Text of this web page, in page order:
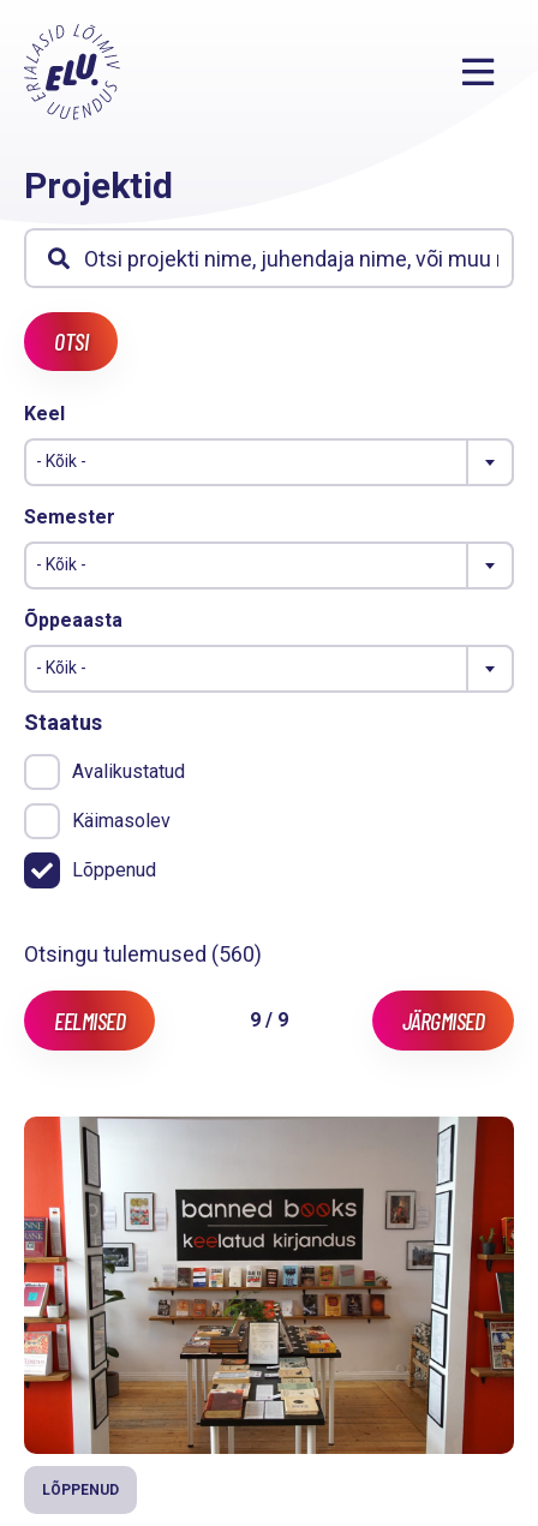
Projektid
Keel
- Kõik -
Semester
- Kõik -
Õppeaasta
- Kõik -
Staatus
Avalikustatud
Käimasolev
Lõppenud
Otsingu tulemused (560)
EELMISED 9 / 9 JÄRGMISED
LÕPPENUD